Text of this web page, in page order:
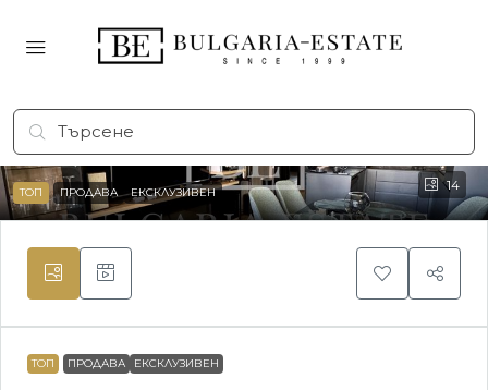
14
ТОП ПРОДАВА ЕКСКЛУЗИВЕН
ТОП ПРОДАВА ЕКСКЛУЗИВЕН